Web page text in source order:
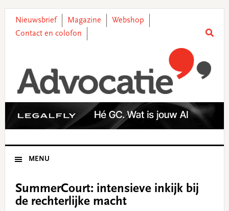
primary
main
primary
footer
Nieuwsbrief Magazine
Webshop
Contact en colofon
MENU
SummerCourt: intensieve inkijk bij
de rechterlijke macht